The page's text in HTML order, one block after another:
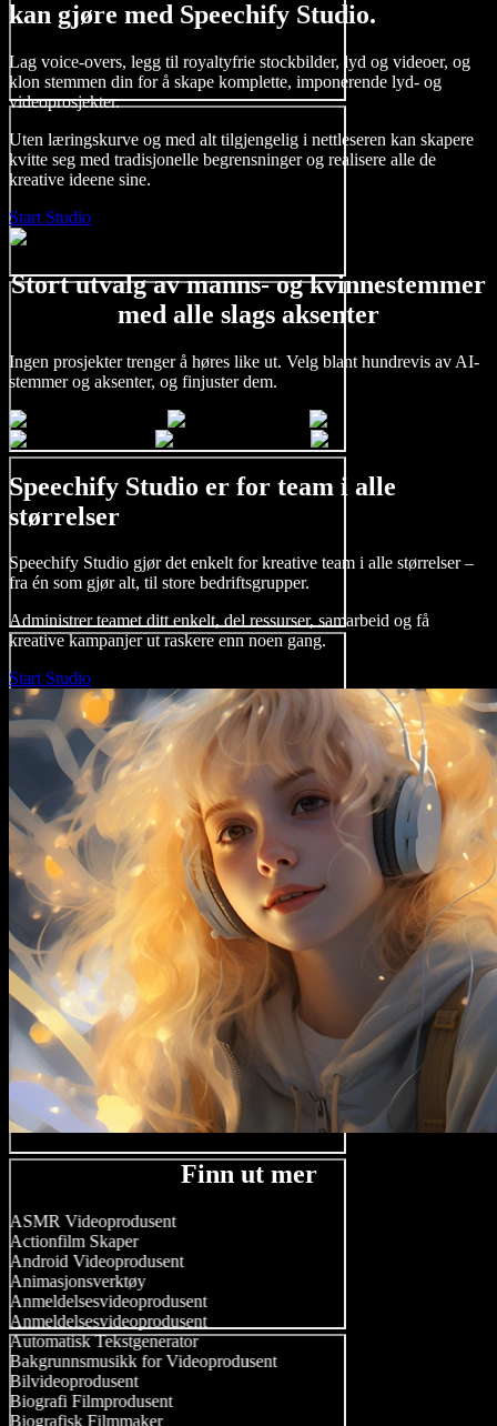
kan gjøre med Speechify Studio.
Lag voice-overs, legg til royaltyfrie stockbilder, lyd og videoer, og
klon stemmen din for å skape komplette, imponerende lyd- og
videoprosjekter.
Uten læringskurve og med alt tilgjengelig i nettleseren kan skapere
kvitte seg med tradisjonelle begrensninger og realisere alle de
kreative ideene sine.
Start Studio
Stort utvalg av manns- og kvinnestemmer
med alle slags aksenter
Ingen prosjekter trenger å høres like ut. Velg blant hundrevis av AI-
stemmer og aksenter, og finjuster dem.
Speechify Studio er for team i alle
størrelser
Speechify Studio gjør det enkelt for kreative team i alle størrelser –
fra én som gjør alt, til store bedriftsgrupper.
Administrer teamet ditt enkelt, del ressurser, samarbeid og få
kreative kampanjer ut raskere enn noen gang.
Start Studio
Finn ut mer
ASMR Videoprodusent
Actionfilm Skaper
Android Videoprodusent
Animasjonsverktøy
Anmeldelsesvideoprodusent
Anmeldelsesvideoprodusent
Automatisk Tekstgenerator
Bakgrunnsmusikk for Videoprodusent
Bilvideoprodusent
Biografi Filmprodusent
Biografisk Filmmaker